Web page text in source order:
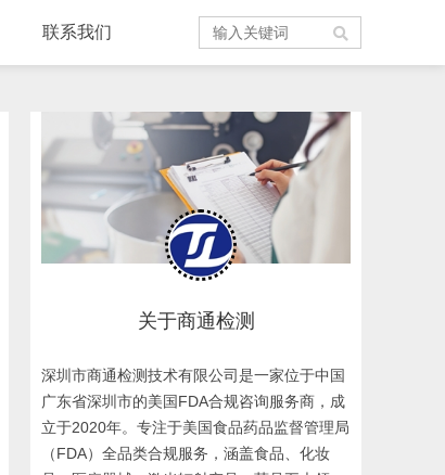
联系我们
关于商通检测
深圳市商通检测技术有限公司是一家位于中国
广东省深圳市的美国FDA合规咨询服务商，成
立于2020年。专注于美国食品药品监督管理局
（FDA）全品类合规服务，涵盖食品、化妆